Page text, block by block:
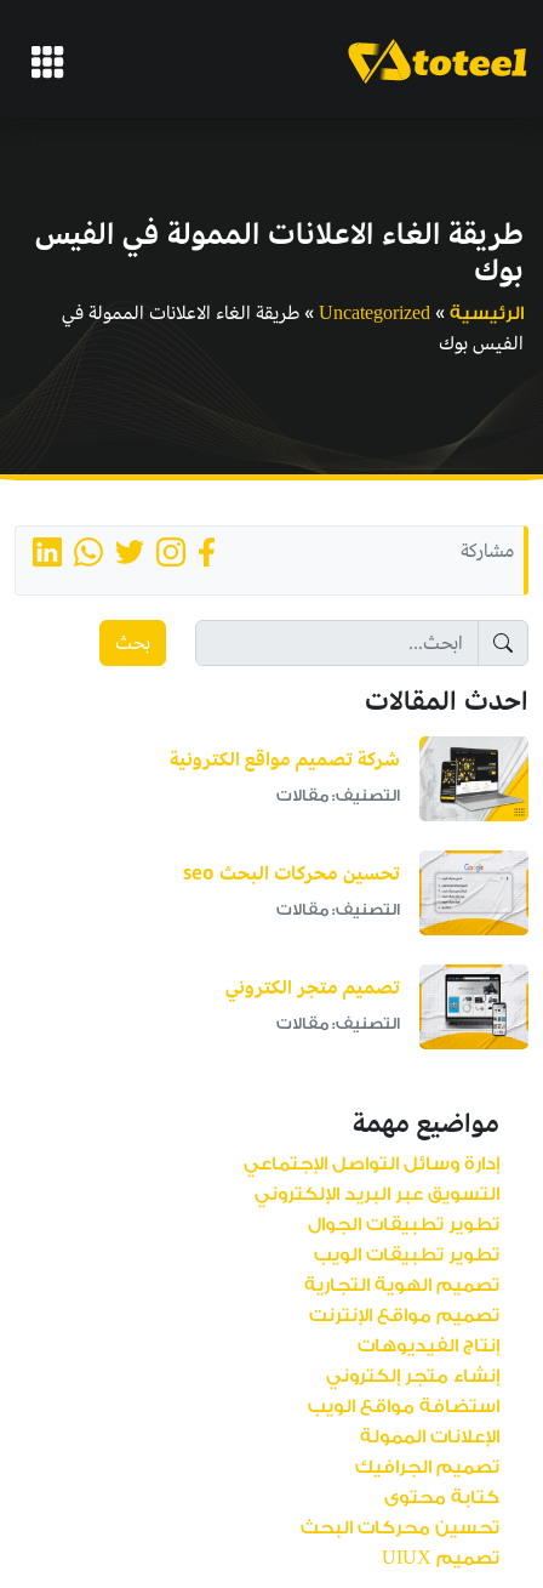
طريقة الغاء الاعلانات الممولة في الفيس
بوك
الرئيسية »
Uncategorized
» طريقة الغاء الاعلانات الممولة في
الفيس بوك
مشاركة
بحث
احدث المقالات
شركة تصميم مواقع الكترونية
التصنيف: مقالات
تحسين محركات البحث seo
التصنيف: مقالات
تصميم متجر الكتروني
التصنيف: مقالات
مواضيع مهمة
إدارة وسائل التواصل الإجتماعي
التسويق عبر البريد الإلكتروني
تطوير تطبيقات الجوال
تطوير تطبيقات الويب
تصميم الهوية التجارية
تصميم مواقع الإنترنت
إنتاج الفيديوهات
إنشاء متجر إلكتروني
استضافة مواقع الويب
الإعلانات الممولة
تصميم الجرافيك
كتابة محتوى
تحسين محركات البحث
تصميم UIUX